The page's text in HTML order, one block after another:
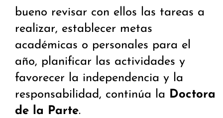
bueno revisar con ellos las tareas a
realizar, establecer metas
académicas o personales para el
año, planificar las actividades y
favorecer la independencia y la
responsabilidad, continúa la Doctora
de la Parte.